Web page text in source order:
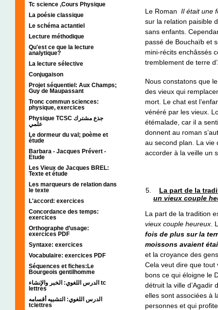
Tc science ,Cours Physique
La poésie classique
Le schéma actantiel
Lecture méthodique
Qu'est ce que la lecture
analytique?
La lecture sélective
Conjugaison
Projet séquentiel: Aux Champs;
Guy de Maupassant
Tronc commun sciences:
physique, exercices
Physique TCSC جذع مشترك
علمي
Le dormeur du val; poème et
étude
Barbara - Jacques Prévert -
Etude
Les Vieux de Jacques BREL:
Texte et étude
Les marqueurs de relation dans
le texte
L'accord: exercices
Concordance des temps:
exercices
Orthographe d’usage:
exercices PDF
Syntaxe: exercices
Vocabulaire: exercices PDF
Séquences et fiches:Le
Bourgeois gentilhomme
الدرس اللغوي: الخبر والإنشاء tc
lettres
الدرس اللغوي: التشبيه أقسامه
tclettres
Le Roman Il était une
sur la relation paisible
sans enfants.
passé de Bouchaïb et
mini-récits enchâssés
tremblement de terre
Nous constatons que
des vieux qui
mort. Le chat est
vénéré par les vieux.
étémalade, car il a
donnent au roman
au second plan. La vie
accorder à la veille un
La part de la
un vieux couple
La part de la tradition
vieux couple heureux .
fois de plus sur la
moissons avaient
et la croyance des
Cela veut dire que tout
bons ce qui éloigne le
détruit la ville d’Agadir
elles sont associées à
personnes et qui